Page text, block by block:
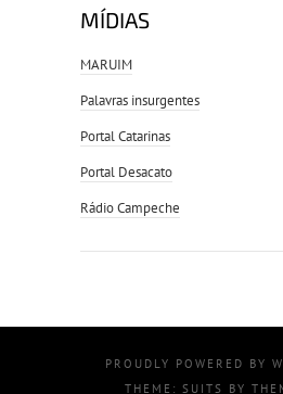
MÍDIAS
MARUIM
Palavras insurgentes
Portal Catarinas
Portal Desacato
Rádio Campeche
PROUDLY POWERED BY
THEME: SUITS BY